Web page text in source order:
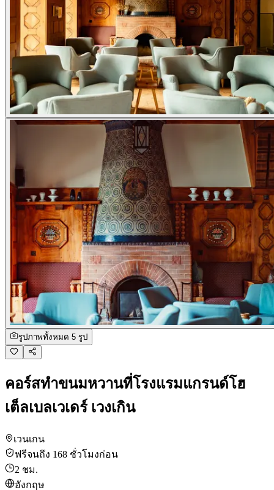
รูปภาพทั้งหมด 5 รูป
คอร์สทำขนมหวานที่โรงแรมแกรนด์โฮ
เต็ลเบลเวเดร์ เวงเกิน
เวนเกน
ฟรีจนถึง 168 ชั่วโมงก่อน
2 ชม.
อังกฤษ